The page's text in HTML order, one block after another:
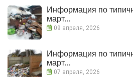
Информация по
март...
09 апреля, 2026
Информация по
март...
07 апреля, 2026